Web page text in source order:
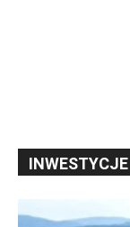
INWESTYCJE